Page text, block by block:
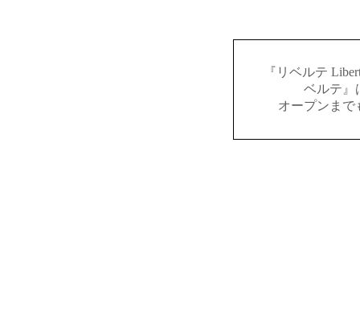
『リベルテ
ベルテ』
オープンまで